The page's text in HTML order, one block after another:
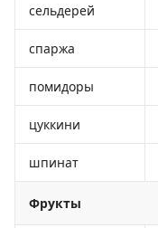
сельдерей
спаржа
помидоры
цуккини
шпинат
Фрукты